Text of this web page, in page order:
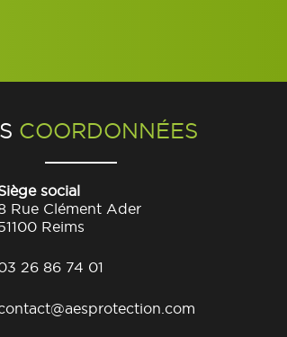
COORDONNÉES
social
Rue Clément Ader
Reims
26 86 74 01